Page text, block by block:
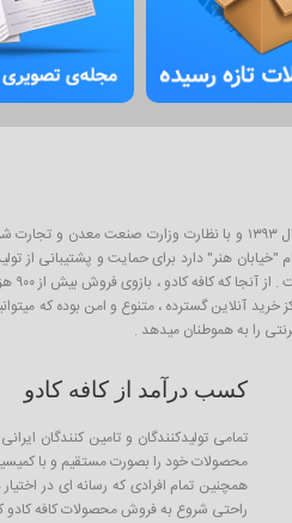
کافه کادو به عنوان پلتفرم آنلاین فروش محصولات از
هنر" دارد برای حمایت و پشتیبانی از
خرید آنلاین گسترده ، متنوع و امن بوده که
را به هموطنان میدهد .
کسب درآمد از کافه کادو
تمامی تولیدکنندگان و تامین کنندگان
محصولات خود را بصورت مستقیم و با
همچنین تمام افرادی که رسانه ای در اختیار
راحتی شروع به فروش محصولات کافه کادو